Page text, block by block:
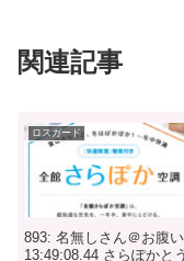
関連記事
ロスガード
893: 名無しさん＠お腹いっぱ
13:49:08.44 さらぽかとうるケアどっちするか決められん 894: 名無